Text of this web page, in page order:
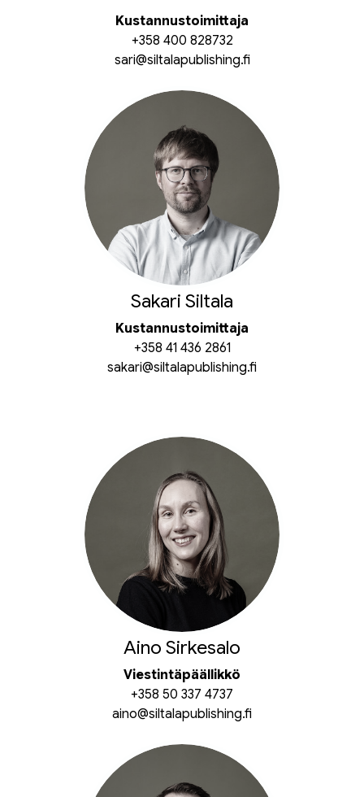
Kustannustoimittaja
+358 400 828732
sari@siltalapublishing.fi
Sakari Siltala
Kustannustoimittaja
+358 41 436 2861
sakari@siltalapublishing.fi
Aino Sirkesalo
Viestintäpäällikkö
+358 50 337 4737
aino@siltalapublishing.fi